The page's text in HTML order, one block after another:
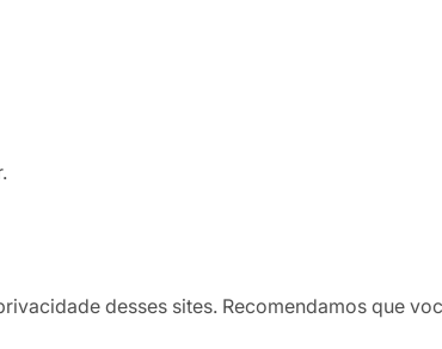
desses sites. Recomendamos que